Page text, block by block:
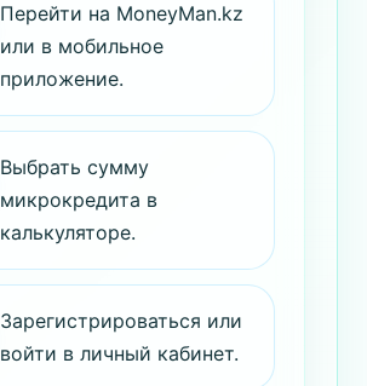
Перейти на MoneyMan.kz
или в мобильное
приложение.
Выбрать сумму
микрокредита в
калькуляторе.
Зарегистрироваться или
войти в личный кабинет.